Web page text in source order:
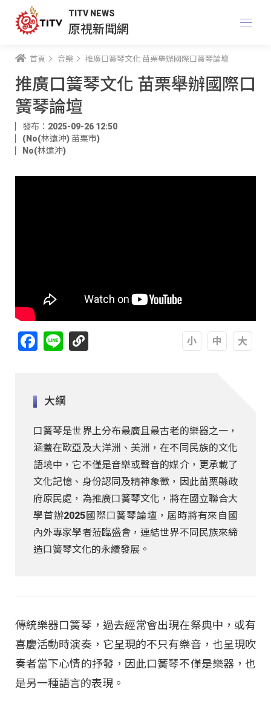
TITV NEWS
原視新聞網
首頁 音樂 推廣口簧琴文化 苗栗舉辦國際口簧琴論壇
推廣口簧琴文化 苗栗舉辦國際口
簧琴論壇
發布：2025-09-26 12:50
(No(林遠沖) 苗栗市)
No(林遠沖)
Facebook
Line
大綱
口簧琴是世界上分布最廣且最古老的樂器之一，
涵蓋在歐亞及大洋洲、美洲，在不同民族的文化
語境中，它不僅是音樂或聲音的媒介，更承載了
文化記憶、身份認同及精神象徵，因此苗栗縣政
府原民處，為推廣口簧琴文化，將在國立聯合大
學首辦2025國際口簧琴論壇，屆時將有來自國
內外專家學者蒞臨盛會，連結世界不同民族來締
造口簧琴文化的永續發展。
傳統樂器口簧琴，過去經常會出現在祭典中，或有
喜慶活動時演奏，它呈現的不只有樂音，也呈現吹
奏者當下心情的抒發，因此口簧琴不僅是樂器，也
是另一種語言的表現。